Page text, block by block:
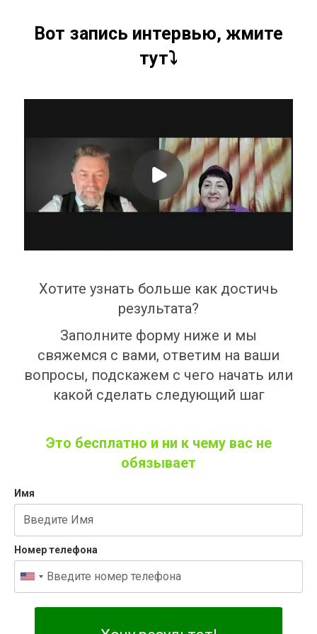
Вот запись интервью, жмите
тут⤵️
Хотите узнать больше как достичь
результата?
Заполните форму ниже и мы
свяжемся с вами, ответим на ваши
вопросы, подскажем с чего начать или
какой сделать следующий шаг
Это бесплатно и ни к чему вас не
обязывает
Имя
Номер телефона